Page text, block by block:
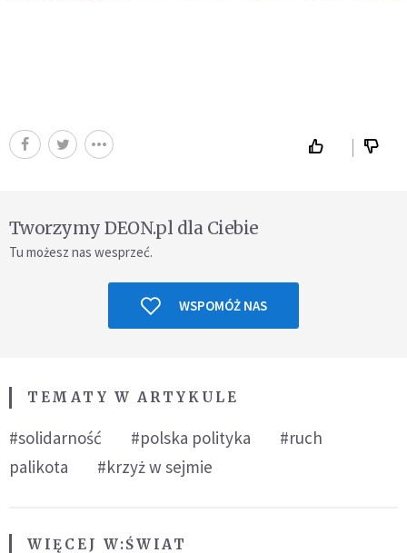
Tworzymy DEON.pl dla Ciebie
Tu możesz nas wesprzeć.
WSPOMÓŻ NAS
TEMATY W ARTYKULE
#solidarność #polska polityka
#ruch
palikota
#krzyż w sejmie
WIĘCEJ W:ŚWIAT